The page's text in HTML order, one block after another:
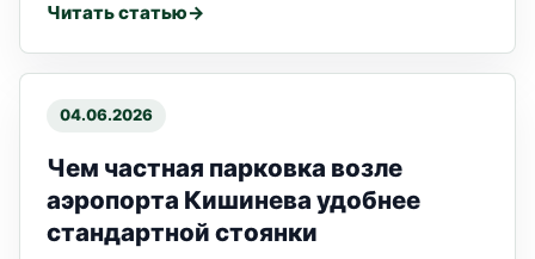
Читать статью
04.06.2026
Чем частная парковка возле
аэропорта Кишинева удобнее
стандартной стоянки